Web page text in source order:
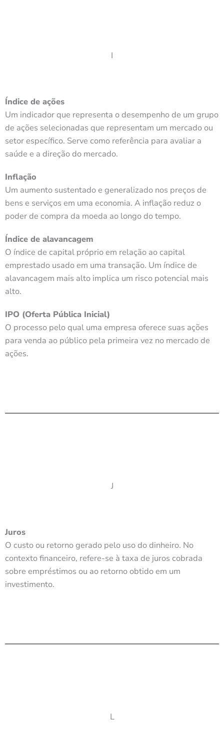
I
Índice de ações
Um indicador que representa o desempenho de um grupo
de ações selecionadas que representam um mercado ou
setor específico. Serve como referência para avaliar a
saúde e a direção do mercado.
Inflação
Um aumento sustentado e generalizado nos preços de
bens e serviços em uma economia. A inflação reduz o
poder de compra da moeda ao longo do tempo.
Índice de alavancagem
O índice de capital próprio em relação ao capital
emprestado usado em uma transação. Um índice de
alavancagem mais alto implica um risco potencial mais
alto.
IPO (Oferta Pública Inicial)
O processo pelo qual uma empresa oferece suas ações
para venda ao público pela primeira vez no mercado de
ações.
J
Juros
O custo ou retorno gerado pelo uso do dinheiro. No
contexto financeiro, refere-se à taxa de juros cobrada
sobre empréstimos ou ao retorno obtido em um
investimento.
L